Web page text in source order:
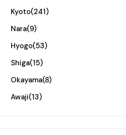
Kyoto(241)
Nara(9)
Hyogo(53)
Shiga(15)
Okayama(8)
Awaji(13)